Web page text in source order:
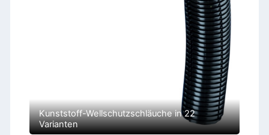
Kunststoff-Wellschutzschläuche in 22
Varianten